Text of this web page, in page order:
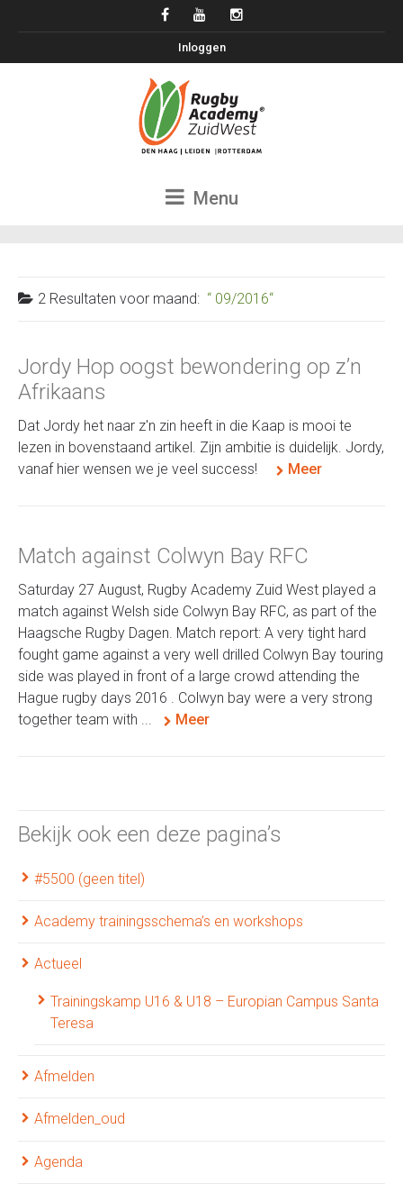
Inloggen
Menu
2 Resultaten voor maand: 09/2016
Jordy Hop oogst bewondering op z’n
Afrikaans
Dat Jordy het naar z'n zin heeft in die Kaap is mooi te
lezen in bovenstaand artikel. Zijn ambitie is duidelijk. Jordy,
vanaf hier wensen we je veel success!
Meer
Match against Colwyn Bay RFC
Saturday 27 August, Rugby Academy Zuid West played a
match against Welsh side Colwyn Bay RFC, as part of the
Haagsche Rugby Dagen. Match report: A very tight hard
fought game against a very well drilled Colwyn Bay touring
side was played in front of a large crowd attending the
Hague rugby days 2016 . Colwyn bay were a very strong
together team with ...
Meer
Bekijk ook een deze pagina’s
#5500 (geen titel)
Academy trainingsschema’s en workshops
Actueel
Trainingskamp U16 & U18 – Europian Campus Santa
Teresa
Afmelden
Afmelden_oud
Agenda